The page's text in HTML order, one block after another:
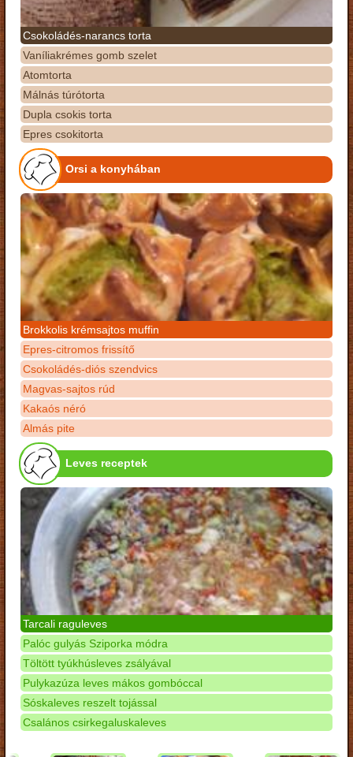
Csokoládés-narancs torta
Vaníliakrémes gomb szelet
Atomtorta
Málnás túrótorta
Dupla csokis torta
Epres csokitorta
Orsi a konyhában
Brokkolis krémsajtos muffin
Epres-citromos frissítő
Csokoládés-diós szendvics
Magvas-sajtos rúd
Kakaós néró
Almás pite
Leves receptek
Tarcali raguleves
Palóc gulyás Sziporka módra
Töltött tyúkhúsleves zsályával
Pulykazúza leves mákos gombóccal
Sóskaleves reszelt tojással
Csalános csirkegaluskaleves